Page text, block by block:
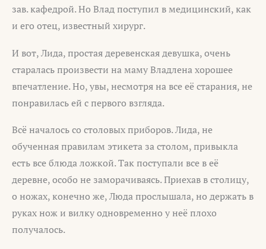
зав. кафедрой. Но Влад поступил в медицинский, как
и его отец, известный хирург.
И вот, Лида, простая деревенская девушка, очень
старалась произвести на маму Владлена хорошее
впечатление. Но, увы, несмотря на все её старания, не
понравилась ей с первого взгляда.
Всё началось со столовых приборов. Лида, не
обученная правилам этикета за столом, привыкла
есть все блюда ложкой. Так поступали все в её
деревне, особо не заморачиваясь. Приехав в столицу,
о ножах, конечно же, Люда прослышала, но держать в
руках нож и вилку одновременно у неё плохо
получалось.